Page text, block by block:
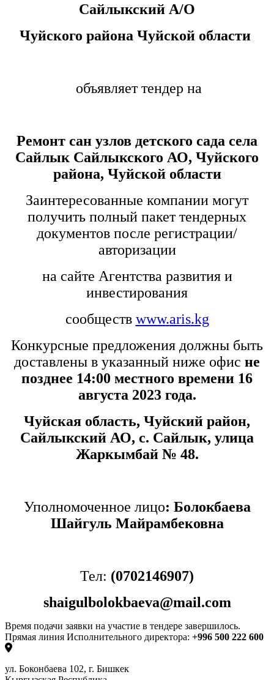
Сайлыкский А/О
Чуйского района Чуйской области
объявляет тендер на
Ремонт сан узлов детского сада села
Сайлык Сайлыкского АО, Чуйского
района, Чуйской области
Заинтересованные компании могут
получить полный пакет тендерных
документов после регистрации/
авторизации
на сайте Агентства развития и
инвестирования
сообществ www.aris.kg
Конкурсные предложения должны быть
доставлены в указанный ниже офис не
позднее 14:00 местного времени 16
августа 2023 года.
Чуйская область, Чуйский район,
Сайлыкский АО, с. Сайлык, улица
Жаркымбай № 48.
Уполномоченное лицо: Болокбаева
Шайгуль Майрамбековна
Тел: (0702146907)
shaigulbolokbaeva@mail.com
Время подачи заявки на участие в тендере завершилось.
Прямая линия Исполнительного директора: +996 500 222 600
ул. Боконбаева 102, г. Бишкек